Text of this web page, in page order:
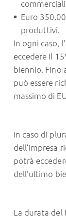
Euro
produttivi.
In ogni caso,
eccedere il
biennio. Fino
può essere
massimo di
In caso di
dell’impresa
potrà
dell’ultimo
La durata del